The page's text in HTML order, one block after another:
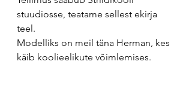
stuudiosse, teatame sellest ekirja
teel.
Modelliks on meil täna Herman, kes
käib koolieelikute võimlemises.